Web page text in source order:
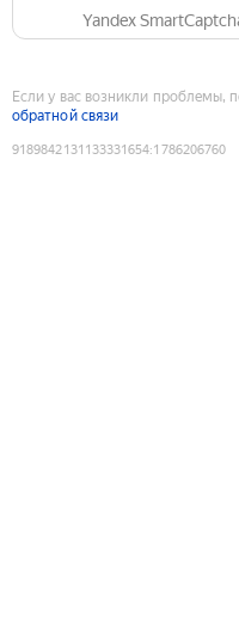
Yandex
Если у вас возникли проблемы,
обратной связи
9189842131133331654:1786206760